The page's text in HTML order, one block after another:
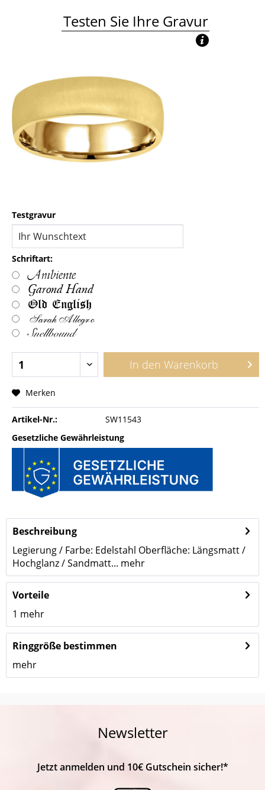
Testen Sie Ihre Gravur
Testgravur
Schriftart:
Ambiente
Garond Hand
Old English
Sarah Allegro
Snellbound
In den Warenkorb
Merken
Artikel-Nr.:
SW11543
Gesetzliche Gewährleistung
Beschreibung
Legierung / Farbe: Edelstahl Oberfläche: Längsmatt /
Hochglanz / Sandmatt... mehr
Vorteile
1 mehr
Ringgröße bestimmen
mehr
Newsletter
Jetzt anmelden und 10€ Gutschein sicher!*